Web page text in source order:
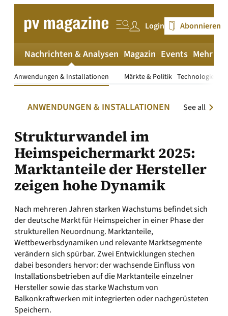
springen
Login Abonnieren
Nachrichten & Analysen
Märkte & Politik Technologie &
Anwendungen & Installationen
Magazin Events Mehr
ANWENDUNGEN & INSTALLATIONEN See all
Strukturwandel im
Heimspeichermarkt 2025:
Marktanteile der Hersteller
zeigen hohe Dynamik
Nach mehreren Jahren starken Wachstums befindet sich
der deutsche Markt für Heimspeicher in einer Phase der
strukturellen Neuordnung. Marktanteile,
Wettbewerbsdynamiken und relevante Marktsegmente
verändern sich spürbar. Zwei Entwicklungen stechen
dabei besonders hervor: der wachsende Einfluss von
Installationsbetrieben auf die Marktanteile einzelner
Hersteller sowie das starke Wachstum von
Balkonkraftwerken mit integrierten oder nachgerüsteten
Speichern.